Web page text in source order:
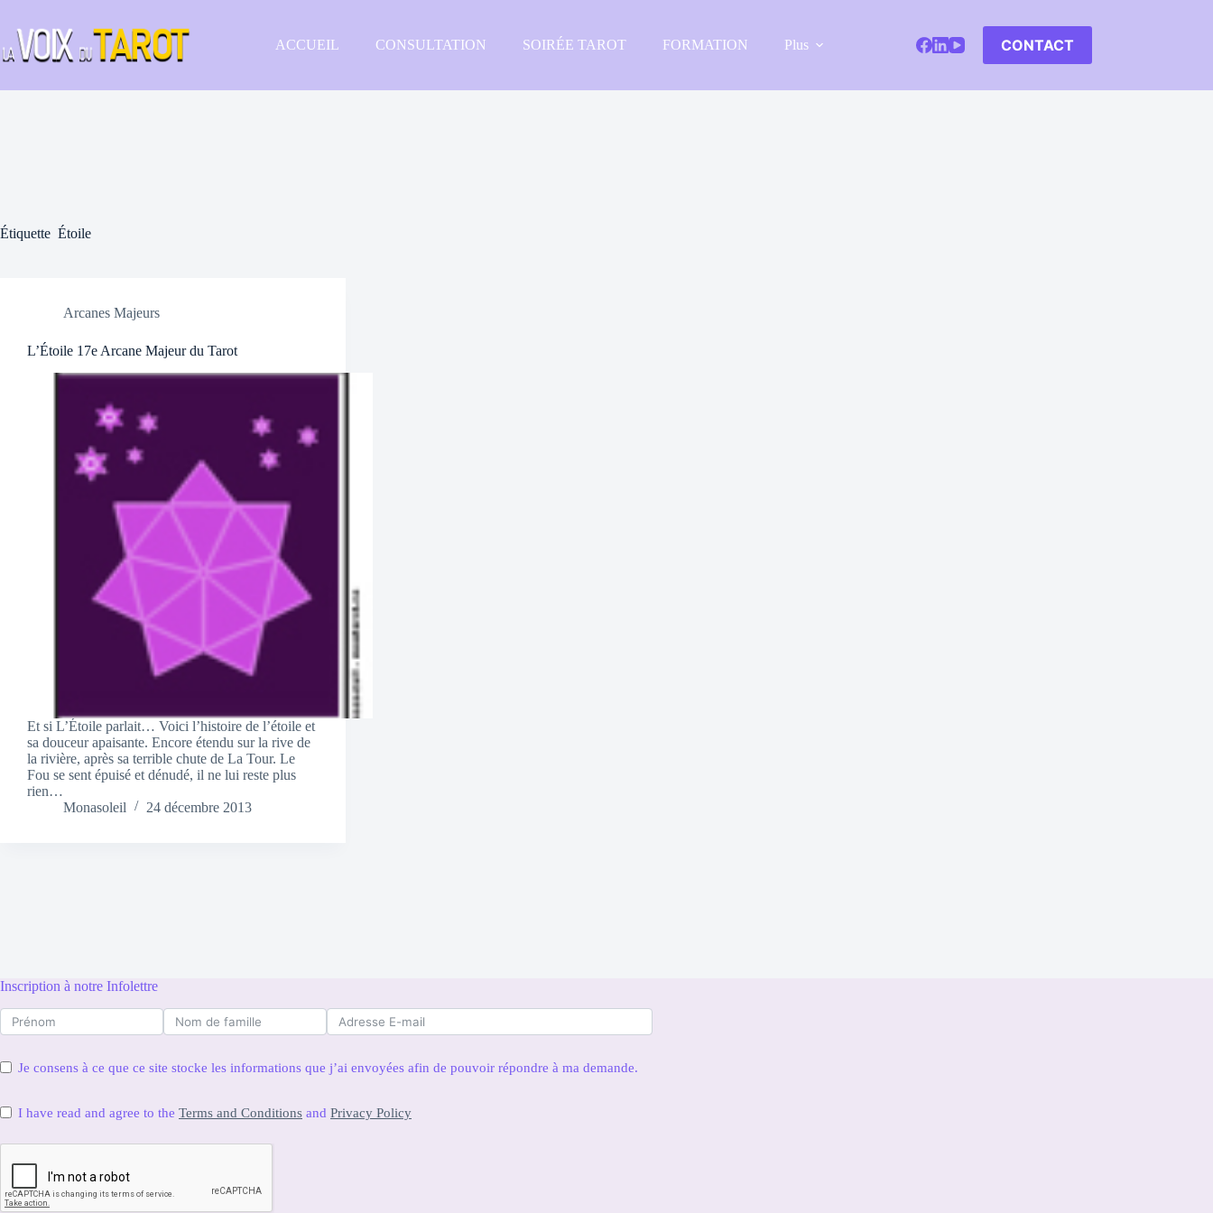
contenu
ACCUEIL CONSULTATION SOIRÉE TAROT FORMATION Plus CONTACT
Étiquette Étoile
Arcanes Majeurs
L’Étoile 17e Arcane Majeur du Tarot
Et si L’Étoile parlait… Voici l’histoire de l’étoile et
sa douceur apaisante. Encore étendu sur la rive de
la rivière, après sa terrible chute de La Tour. Le
Fou se sent épuisé et dénudé, il ne lui reste plus
rien…
Monasoleil
24 décembre 2013
Inscription à notre Infolettre
Je consens à ce que ce site stocke les informations que j’ai envoyées afin de pouvoir répondre à ma demande.
I have read and agree to the Terms and Conditions and Privacy Policy